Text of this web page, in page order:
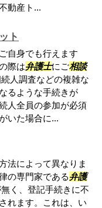
動産ト...
ト
自身でも行えます
際は弁護士にご相談
人調査などの複雑な
るような手続きが
人全員の参加が必須
いた場合に...
法によって異なりま
の専門家である弁護
く、登記手続きに不
れます。これは、い